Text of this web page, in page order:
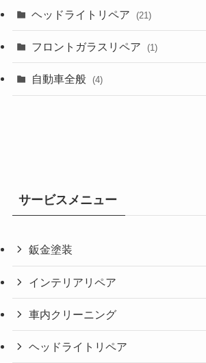
ヘッドライトリペア (21)
フロントガラスリペア (1)
自動車全般 (4)
サービスメニュー
鈑金塗装
インテリアリペア
車内クリーニング
ヘッドライトリペア